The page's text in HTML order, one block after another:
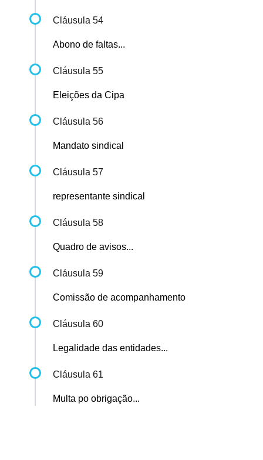
Cláusula 54
Abono de faltas...
Cláusula 55
Eleições da Cipa
Cláusula 56
Mandato sindical
Cláusula 57
representante sindical
Cláusula 58
Quadro de avisos...
Cláusula 59
Comissão de acompanhamento
Cláusula 60
Legalidade das entidades...
Cláusula 61
Multa po obrigação...